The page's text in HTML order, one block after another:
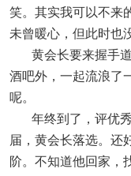
笑。其实我可以不来
未曾暖心，但此时也
黄会长要来握手道
酒吧外，一起流浪了
呢。
年终到了，评优秀
届，黄会长落选。还
阶。不知道他回家，